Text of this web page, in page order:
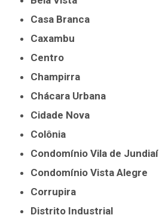
Casa Branca
Caxambu
Centro
Champirra
Chácara Urbana
Cidade Nova
Colônia
Condomínio Vila de Jundiaí
Condomínio Vista Alegre
Corrupira
Distrito Industrial